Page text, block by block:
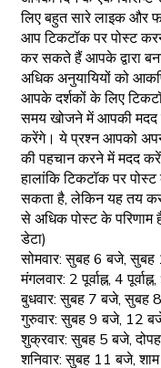
लिए बहुत सारे लाइक और
आप टिकटॉक पर पोस्ट
कर सकते हैं आपके द्वारा
अधिक अनुयायियों को
आपके दर्शकों के लिए
समय खोजने में आपकी मदद
करेंगे। ये प्रश्न आपको
की पहचान करने में मदद
हालांकि टिकटॉक पर
सकता है, लेकिन यह तय
से अधिक पोस्ट के परिणाम
डेटा)
सोमवार: सुबह 6 बजे,
मंगलवार: 2 पूर्वाह्न, 4 पूर्वाह्न,
बुधवार: सुबह 7 बजे, सुबह
गुरुवार: सुबह 9 बजे, 12
शुक्रवार: सुबह 5 बजे,
शनिवार: सुबह 11 बजे,